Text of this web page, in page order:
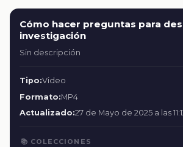
Cómo hacer preguntas para
investigación
Sin descripción
Tipo:Video
Formato:MP4
Actualizado:27 de Mayo de 2025 a las
📚 COLECCIONES